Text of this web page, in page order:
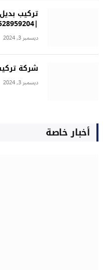
تركيب
|0528959204
ديسمبر 3, 2024
شركة
ديسمبر 3, 2024
أخبار خاصة